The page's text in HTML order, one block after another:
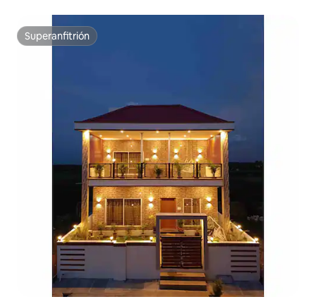
Superanfitrión
Superanfitrión